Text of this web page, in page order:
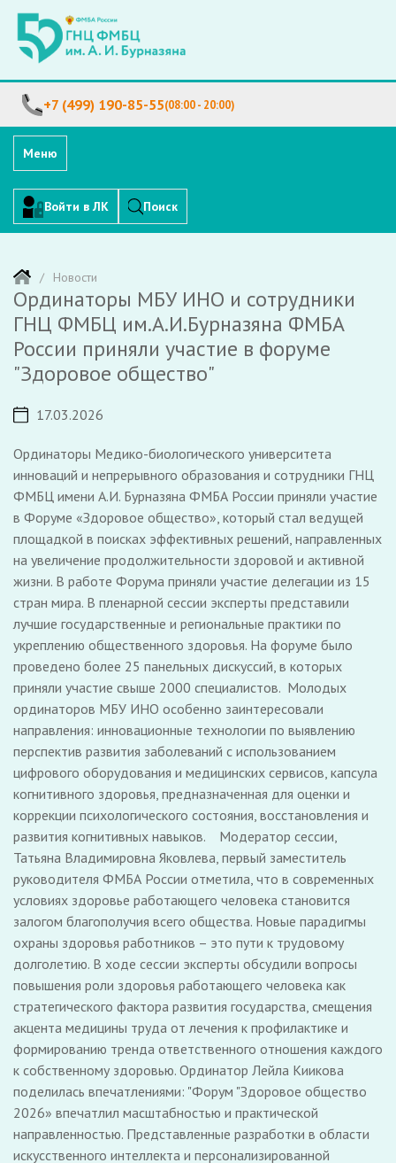
+7 (499) 190-85-55(08:00 - 20:00)
Меню
Войти в ЛК Поиск
Новости
Ординаторы МБУ ИНО и сотрудники
ГНЦ ФМБЦ им.А.И.Бурназяна ФМБА
России приняли участие в форуме
"Здоровое общество"
17.03.2026
Ординаторы Медико-биологического университета
инноваций и непрерывного образования и сотрудники ГНЦ
ФМБЦ имени А.И. Бурназяна ФМБА России приняли участие
в Форуме «Здоровое общество», который стал ведущей
площадкой в поисках эффективных решений, направленных
на увеличение продолжительности здоровой и активной
жизни. В работе Форума приняли участие делегации из 15
стран мира. В пленарной сессии эксперты представили
лучшие государственные и региональные практики по
укреплению общественного здоровья. На форуме было
проведено более 25 панельных дискуссий, в которых
приняли участие свыше 2000 специалистов. Молодых
ординаторов МБУ ИНО особенно заинтересовали
направления: инновационные технологии по выявлению
перспектив развития заболеваний с использованием
цифрового оборудования и медицинских сервисов, капсула
когнитивного здоровья, предназначенная для оценки и
коррекции психологического состояния, восстановления и
развития когнитивных навыков. Модератор сессии,
Татьяна Владимировна Яковлева, первый заместитель
руководителя ФМБА России отметила, что в современных
условиях здоровье работающего человека становится
залогом благополучия всего общества. Новые парадигмы
охраны здоровья работников – это пути к трудовому
долголетию. В ходе сессии эксперты обсудили вопросы
повышения роли здоровья работающего человека как
стратегического фактора развития государства, смещения
акцента медицины труда от лечения к профилактике и
формированию тренда ответственного отношения каждого
к собственному здоровью. Ординатор Лейла Киикова
поделилась впечатлениями: "Форум "Здоровое общество
2026» впечатлил масштабностью и практической
направленностью. Представленные разработки в области
искусственного интеллекта и персонализированной